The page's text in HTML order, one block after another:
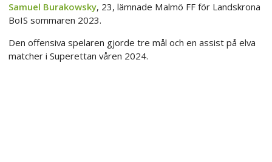
Samuel Burakowsky, 23, lämnade Malmö FF för Landskrona
BoIS sommaren 2023.
Den offensiva spelaren gjorde tre mål och en assist på elva
matcher i Superettan våren 2024.